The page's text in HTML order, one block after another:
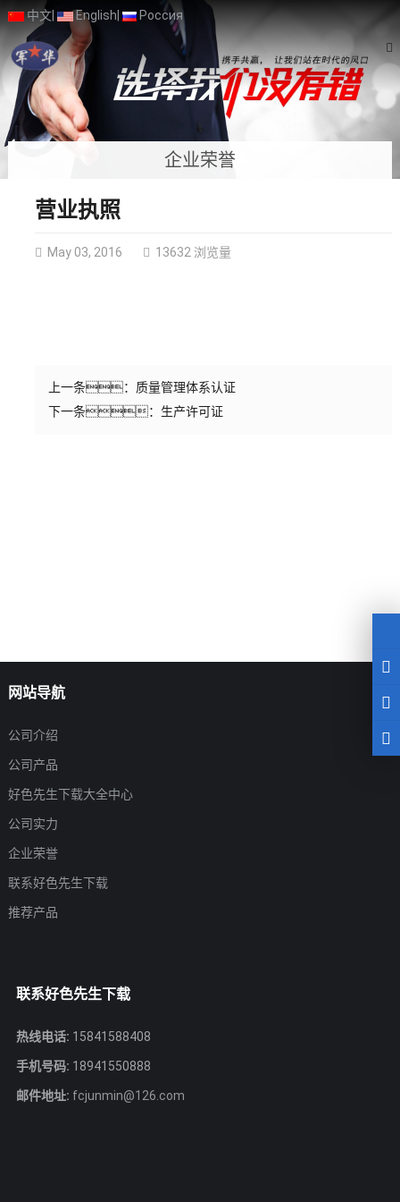
企业荣誉
中文| English Россия
营业执照
May 03, 2016 13632 浏览量
上一条： 质量管理体系认证
下一条： 生产许可证
网站导航
公司介绍
公司产品
好色先生下载大全中心
公司实力
企业荣誉
联系好色先生下载
推荐产品
联系好色先生下载
热线电话: 15841588408
手机号码: 18941550888
邮件地址: fcjunmin@126.com